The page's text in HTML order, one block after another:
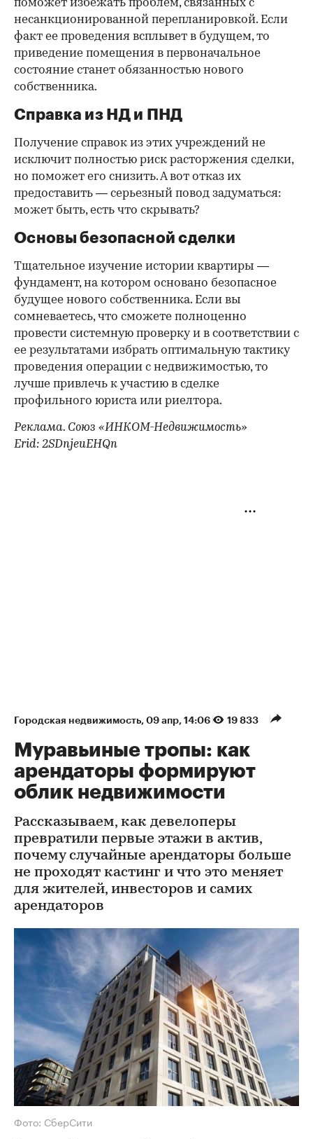
поможет избежать проблем, связанных с
несанкционированной перепланировкой. Если
факт ее проведения всплывет в будущем, то
приведение помещения в первоначальное
состояние станет обязанностью нового
собственника.
Справка из НД и ПНД
Получение справок из этих учреждений не
исключит полностью риск расторжения сделки,
но поможет его снизить. А вот отказ их
предоставить — серьезный повод задуматься:
может быть, есть что скрывать?
Основы безопасной сделки
Тщательное изучение истории квартиры —
фундамент, на котором основано безопасное
будущее нового собственника. Если вы
сомневаетесь, что сможете полноценно
провести системную проверку и в соответствии с
ее результатами избрать оптимальную тактику
проведения операции с недвижимостью, то
лучше привлечь к участию в сделке
профильного юриста или риелтора.
Реклама. Союз «ИНКОМ-Недвижимость»
Erid: 2SDnjeuEHQn
Городская недвижимость 09 апр, 14:06 19 833
Муравьиные тропы: как
арендаторы формируют
облик недвижимости
Рассказываем, как девелоперы
превратили первые этажи в актив,
почему случайные арендаторы больше
не проходят кастинг и что это меняет
для жителей, инвесторов и самих
арендаторов
Фото: СберСити